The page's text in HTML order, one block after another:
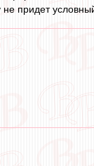
придет